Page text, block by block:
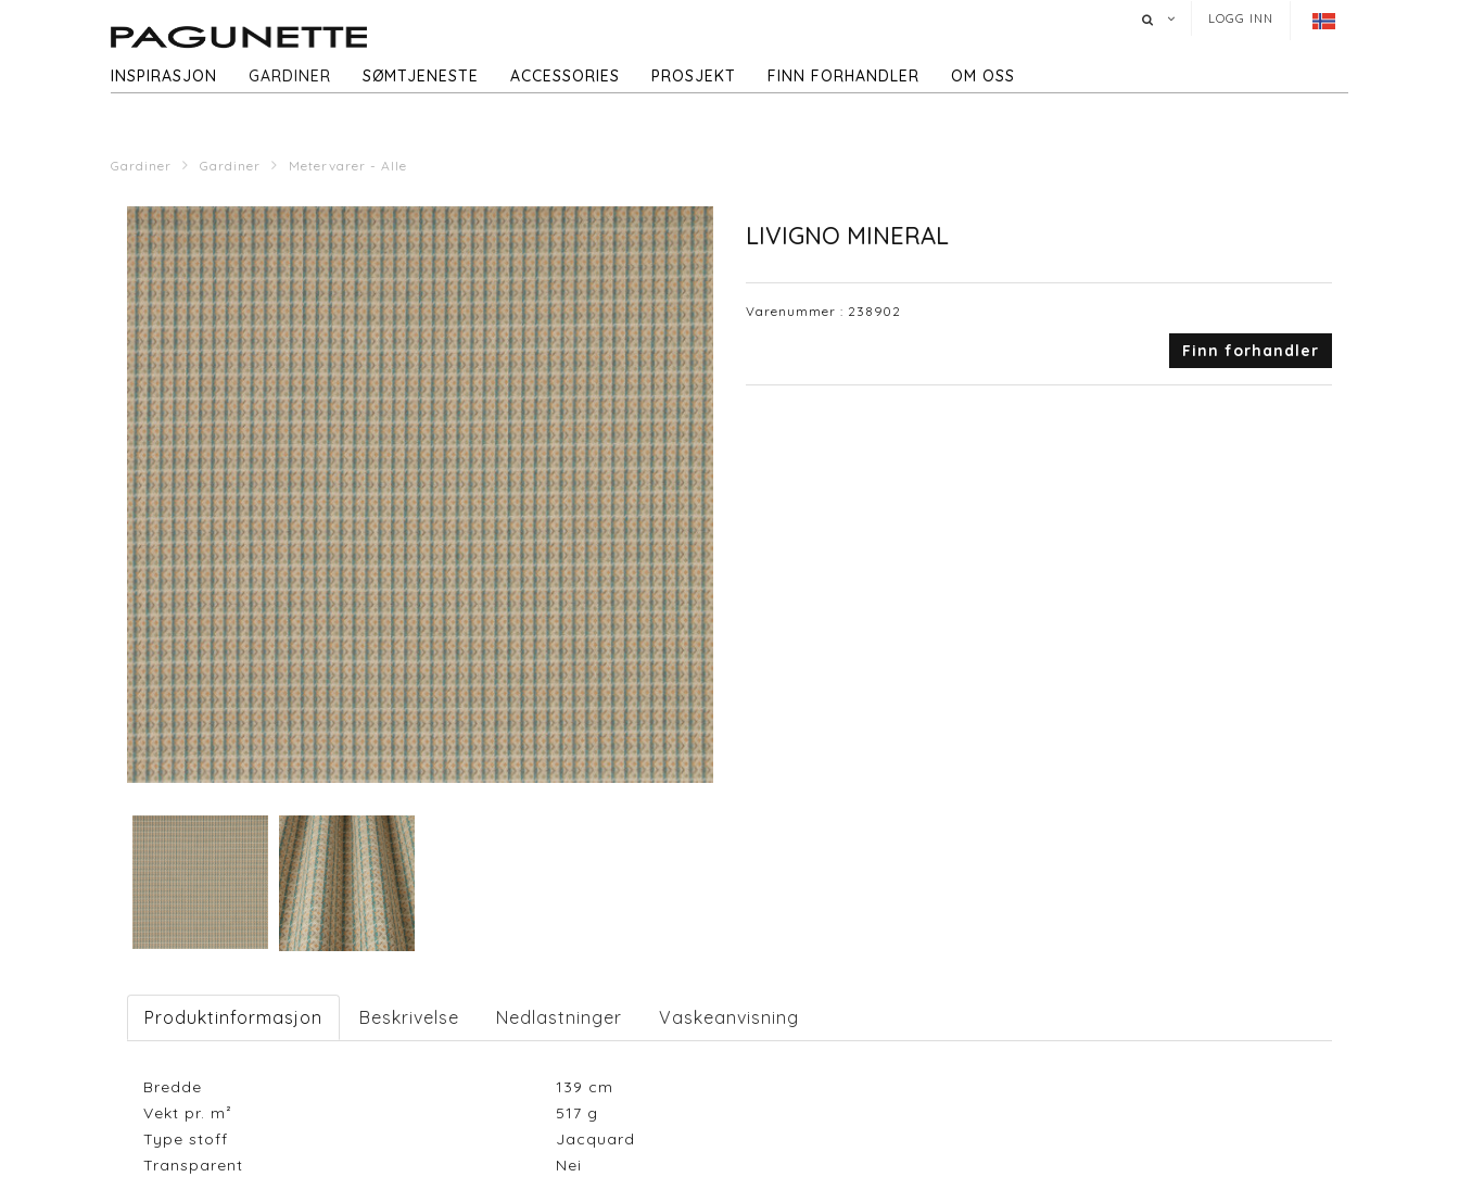
LOGG INN
INSPIRASJON GARDINER SØMTJENESTE ACCESSORIES PROSJEKT FINN FORHANDLER OM OSS
Gardiner Gardiner Metervarer - Alle
LIVIGNO MINERAL
Varenummer : 238902
Finn forhandler
Produktinformasjon Beskrivelse Nedlastninger Vaskeanvisning
Bredde 139 cm
Vekt pr. m²
517 g
Type stoff
Jacquard
Transparent
Nei